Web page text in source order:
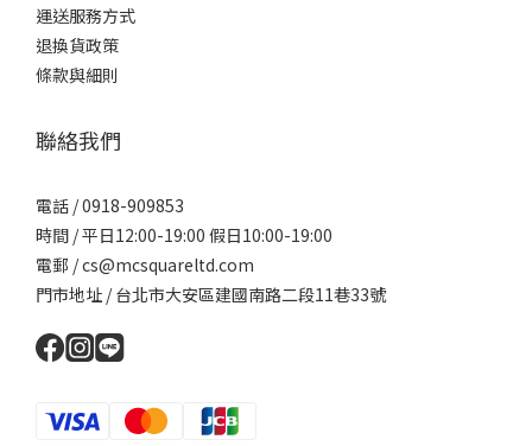
運送服務方式
退換貨政策
條款與細則
聯絡我們
電話 / 0918-909853
時間 / 平日12:00-19:00 假日10:00-19:00
電郵 / cs@mcsquareltd.com
門市地址 / 台北市大安區建國南路二段11巷33號